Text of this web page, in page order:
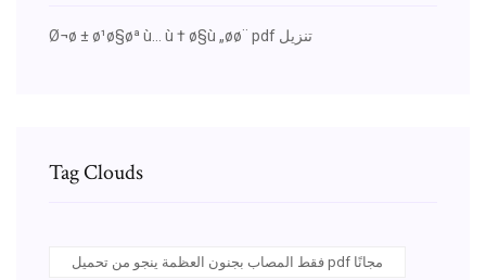
Ø¬ø ± ø¹ø§øª ù… ù † ø§ù „øø¨ pdf تنزيل
Tag Clouds
فقط المصاب بجنون العظمة ينجو من تحميل pdf مجانًا